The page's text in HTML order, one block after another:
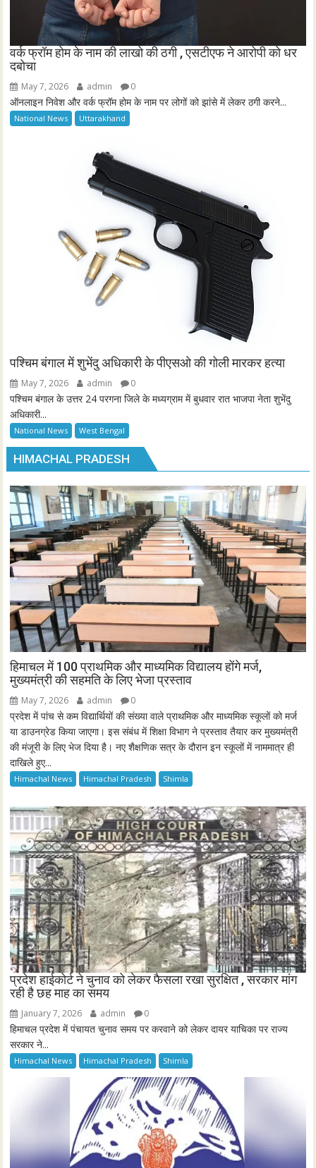
वर्क फ्रॉम होम के नाम की लाखो की ठगी , एसटीएफ ने आरोपी को धर
दबोचा
May 7, 2026 admin 0
ऑनलाइन निवेश और वर्क फ्रॉम होम के नाम पर लोगों को झांसे में लेकर ठगी करने...
National News Uttarakhand
पश्चिम बंगाल में शुभेंदु अधिकारी के पीएसओ की गोली मारकर हत्या
May 7, 2026 admin 0
पश्चिम बंगाल के उत्तर 24 परगना जिले के मध्यग्राम में बुधवार रात भाजपा नेता शुभेंदु
अधिकारी...
National News West Bengal
HIMACHAL PRADESH
हिमाचल में 100 प्राथमिक और माध्यमिक विद्यालय होंगे मर्ज,
मुख्यमंत्री की सहमति के लिए भेजा प्रस्ताव
May 7, 2026 admin 0
प्रदेश में पांच से कम विद्यार्थियों की संख्या वाले प्राथमिक और माध्यमिक स्कूलों को मर्ज
या डाउनग्रेड किया जाएगा। इस संबंध में शिक्षा विभाग ने प्रस्ताव तैयार कर मुख्यमंत्री
की मंजूरी के लिए भेज दिया है। नए शैक्षणिक सत्र के दौरान इन स्कूलों में नाममात्र ही
दाखिले हुए...
Himachal News Himachal Pradesh Shimla
प्रदेश हाईकोर्ट ने चुनाव को लेकर फैसला रखा सुरक्षित , सरकार मांग
रही है छह माह का समय
January 7, 2026 admin 0
हिमाचल प्रदेश में पंचायत चुनाव समय पर करवाने को लेकर दायर याचिका पर राज्य
सरकार ने...
Himachal News Himachal Pradesh Shimla